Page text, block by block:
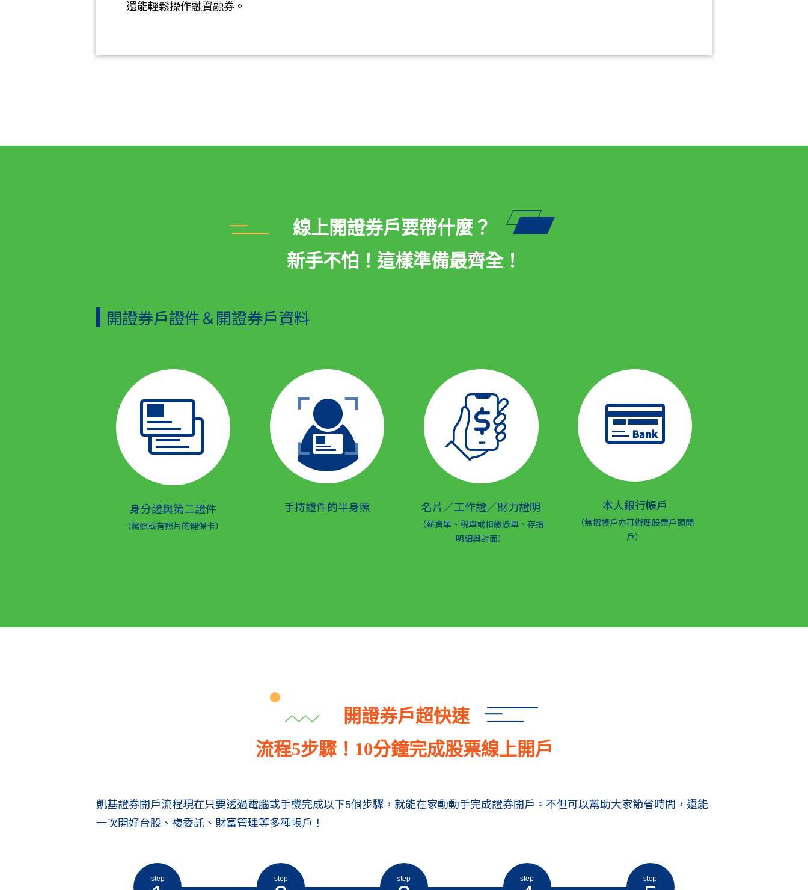
還能輕鬆操作融資融券。
線上開證券戶要帶什麼？
新手不怕！這樣準備最齊全！
開證券戶證件＆開證券戶資料
身分證與第二證件
（駕照或有照片的健保卡）
手持證件的半身照 名片／工作證／財力證明
（薪資單、稅單或扣繳憑單、存摺
明細與封面）
本人銀行帳戶
（無摺帳戶亦可辦理股票戶頭開
戶）
開證券戶超快速
流程5步驟！10分鐘完成股票線上開戶
凱基證券開戶流程現在只要透過電腦或手機完成以下5個步驟，就能在家動動手完成證券開戶。不但可以幫助大家節省時間，還能
一次開好台股、複委託、財富管理等多種帳戶！
step step step step step